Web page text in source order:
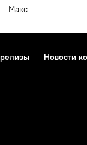
Макс
Новости